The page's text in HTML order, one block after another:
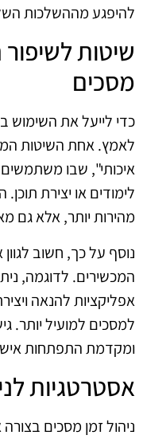
להיפגע מההשלכות
שיטות
מסכים
כדי לייעל את השימוש
לאמץ. אחת השיטות
איכותי", שבו משתמשים
לימודים או יצירת
מהירות יותר, אלא גם
נוסף על כך, חשוב
המכשירים. לדוגמה,
אפליקציות להנאה
למסכים למועיל יותר.
ומקדמת התפתחות
אסטרטגיות
ניהול זמן מסכים